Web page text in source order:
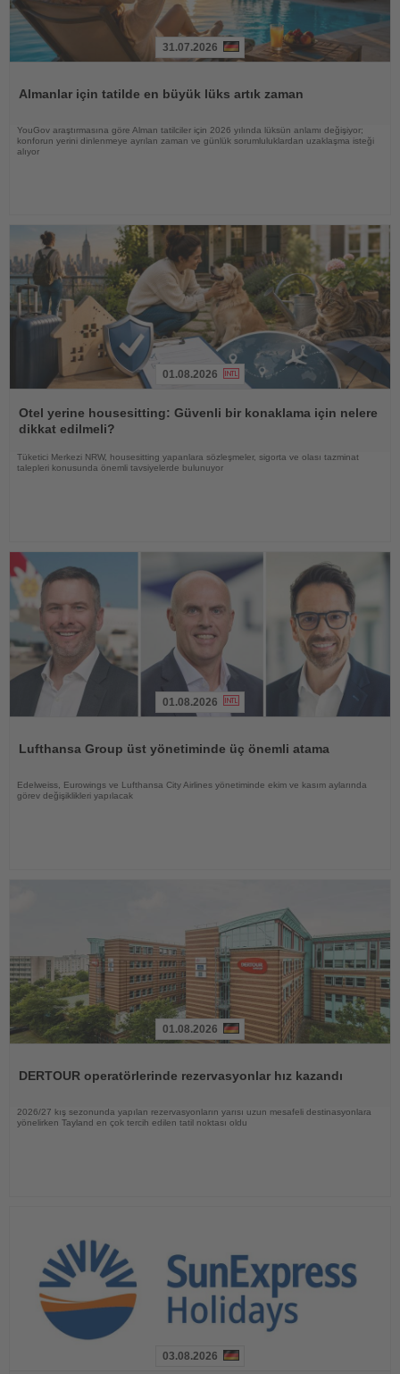
31.07.2026
Almanlar için tatilde en büyük lüks artık zaman
YouGov araştırmasına göre Alman tatilciler için 2026 yılında lüksün anlamı değişiyor;
konforun yerini dinlenmeye ayrılan zaman ve günlük sorumluluklardan uzaklaşma isteği
alıyor
Oku
01.08.2026
Otel yerine housesitting: Güvenli bir konaklama için nelere
dikkat edilmeli?
Tüketici Merkezi NRW, housesitting yapanlara sözleşmeler, sigorta ve olası tazminat
talepleri konusunda önemli tavsiyelerde bulunuyor
01.08.2026
Lufthansa Group üst yönetiminde üç önemli atama
Edelweiss, Eurowings ve Lufthansa City Airlines yönetiminde ekim ve kasım aylarında
görev değişiklikleri yapılacak
01.08.2026
DERTOUR operatörlerinde rezervasyonlar hız kazandı
2026/27 kış sezonunda yapılan rezervasyonların yarısı uzun mesafeli destinasyonlara
yönelirken Tayland en çok tercih edilen tatil noktası oldu
03.08.2026